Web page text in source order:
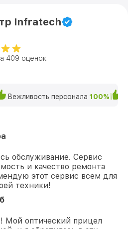
Infratech
409 оценок
Вежливость персонала 100%
обслуживание. Сервис
и качество ремонта
этот сервис всем для
техники!
Мой оптический прицел